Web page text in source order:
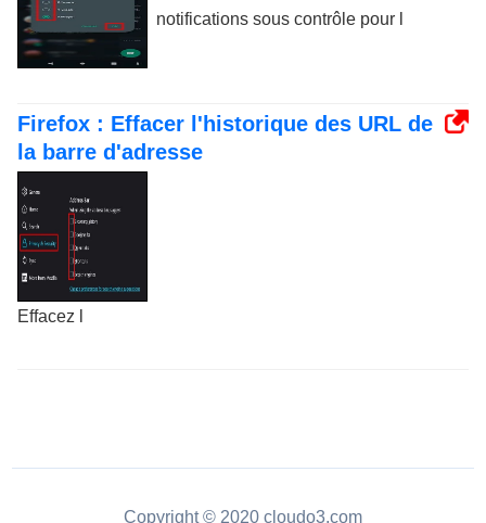
notifications sous contrôle pour l
Firefox : Effacer l'historique des URL de
la barre d'adresse
Effacez l
Copyright © 2020 cloudo3.com